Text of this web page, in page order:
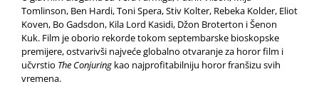
Tomlinson, Ben Hardi, Toni Spera, Stiv Kolter, Rebeka Kolder, Eliot
Koven, Bo Gadsdon, Kila Lord Kasidi, Džon Broterton i Šenon
Kuk. Film je oborio rekorde tokom septembarske bioskopske
premijere, ostvarivši najveće globalno otvaranje za horor film i
učvrstio The Conjuring kao najprofitabilniju horor franšizu svih
vremena.